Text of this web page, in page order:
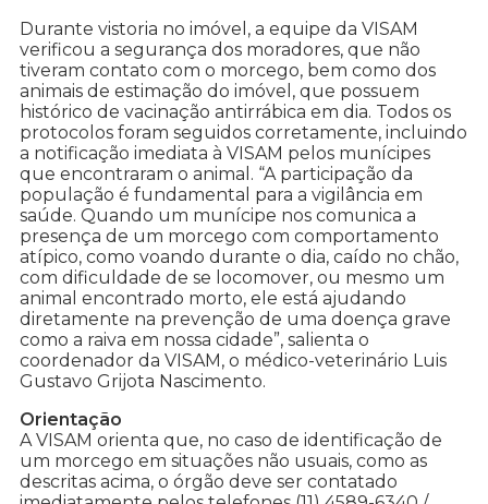
Durante vistoria no imóvel, a equipe da VISAM
verificou a segurança dos moradores, que não
tiveram contato com o morcego, bem como dos
animais de estimação do imóvel, que possuem
histórico de vacinação antirrábica em dia. Todos os
protocolos foram seguidos corretamente, incluindo
a notificação imediata à VISAM pelos munícipes
que encontraram o animal. “A participação da
população é fundamental para a vigilância em
saúde. Quando um munícipe nos comunica a
presença de um morcego com comportamento
atípico, como voando durante o dia, caído no chão,
com dificuldade de se locomover, ou mesmo um
animal encontrado morto, ele está ajudando
diretamente na prevenção de uma doença grave
como a raiva em nossa cidade”, salienta o
coordenador da VISAM, o médico-veterinário Luis
Gustavo Grijota Nascimento.
Orientação
A VISAM orienta que, no caso de identificação de
um morcego em situações não usuais, como as
descritas acima, o órgão deve ser contatado